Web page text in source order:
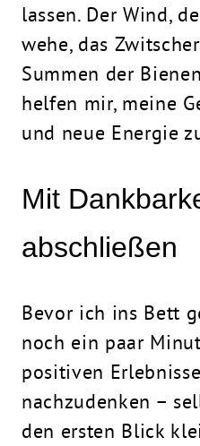
lassen. Der Wind,
wehe, das
Summen der
helfen mir, meine
und neue Energie
Mit
abschließen
Bevor ich ins Bett
noch ein paar
positiven
nachzudenken –
den ersten Blick